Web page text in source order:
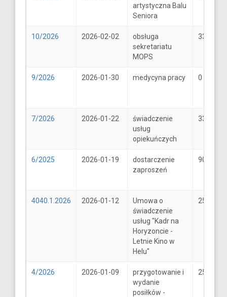
artystyczna Balu
Seniora
10/2026 2026-02-02
obsługa
sekretariatu
MOPS
33
9/2026 2026-01-30 medycyna pracy 0
7/2026 2026-01-22
świadczenie
usług
opiekuńczych
33
6/2025 2026-01-19
dostarczenie
zaproszeń
900
4040.1.2026 2026-01-12
Umowa o
świadczenie
usług "Kadr na
Horyzoncie -
Letnie Kino w
Helu"
25600
4/2026 2026-01-09
przygotowanie i
wydanie
posiłków -
25